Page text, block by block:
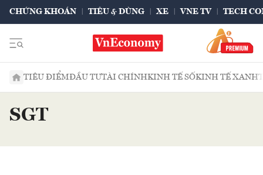
CHỨNG KHOÁN TIÊU & DÙNG XE VNE TV TECH
TIÊU ĐIỂMĐẦU TƯTÀI CHÍNHKINH TẾ SỐKINH TẾ XANH
SGT